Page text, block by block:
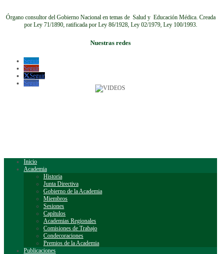
Órgano consultor del Gobierno Nacional en temas de Salud y Educación Médica. Creada
por Ley 71/1890, ratificada por Ley 86/1928, Ley 02/1979, Ley 100/1993.
Nuestras redes
Seguir
Seguir
Seguir
Seguir
Inicio
Academia
Historia
Junta Directiva
Gobierno de la Academia
Miembros
Sesiones
Capítulos
Academias Regionales
Comisiones de Trabajo
Condecoraciones
Premios de la Academia
Publicaciones